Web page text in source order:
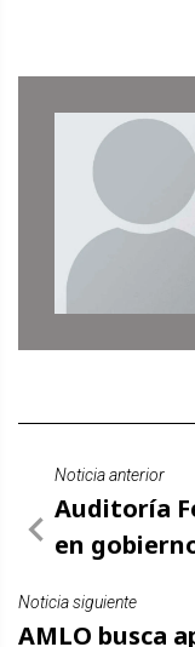
Noticia anterior
Auditoría
en
Noticia siguiente
AMLO busca